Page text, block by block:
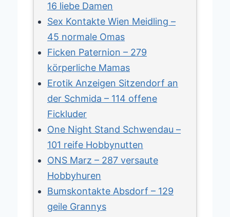
16 liebe Damen
Sex Kontakte Wien Meidling –
45 normale Omas
Ficken Paternion – 279
körperliche Mamas
Erotik Anzeigen Sitzendorf an
der Schmida – 114 offene
Fickluder
One Night Stand Schwendau –
101 reife Hobbynutten
ONS Marz – 287 versaute
Hobbyhuren
Bumskontakte Absdorf – 129
geile Grannys